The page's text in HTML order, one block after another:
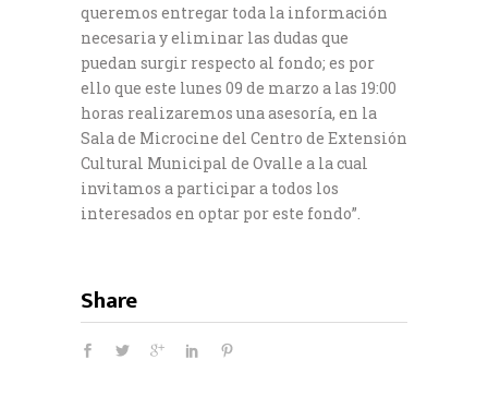
queremos entregar toda la información
necesaria y eliminar las dudas que
puedan surgir respecto al fondo; es por
ello que este lunes 09 de marzo a las 19:00
horas realizaremos una asesoría, en la
Sala de Microcine del Centro de Extensión
Cultural Municipal de Ovalle a la cual
invitamos a participar a todos los
interesados en optar por este fondo”.
Share